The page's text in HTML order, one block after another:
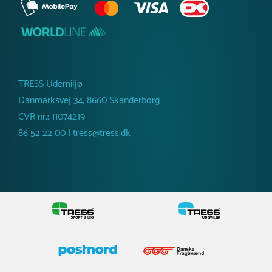
TRESS Udemiljø
Danmarksvej 34, 8660 Skanderborg
CVR nr.: 11074219
86 52 22 00 | tress@tress.dk